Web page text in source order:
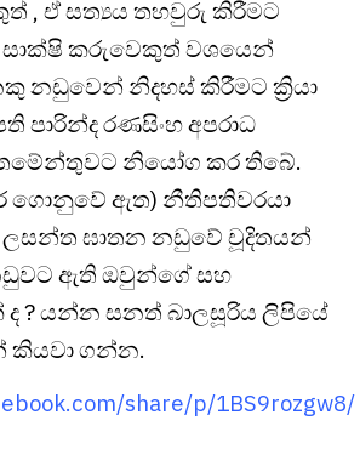
, ඒ සත්‍යය තහවුරු කිරීමට
සාක්ෂි කරුවෙකුත් වශයෙන්
නඩුවෙන් නිදහස් කිරීමට ක්‍රියා
පාරින්ද රණසිංහ අපරාධ
නියෝග කර තිබේ.
ගොනුවේ ඇත) නීතිපතිවරයා
ඝාතන නඩුවේ චූදිතයන්
ඇති ඔවුන්ගේ සහ
? යන්න සනත් බාලසූරිය ලිපියේ
ගන්න.
share/p/1BS9rozgw8/